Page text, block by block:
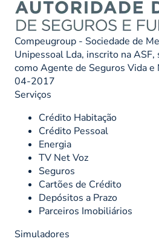
Compeugroup - Sociedade de
Unipessoal Lda, inscrito na
como Agente de Seguros Vida
04-2017
Serviços
Crédito Habitação
Crédito Pessoal
Energia
TV Net Voz
Seguros
Cartões de Crédito
Depósitos a Prazo
Parceiros Imobiliários
Simuladores